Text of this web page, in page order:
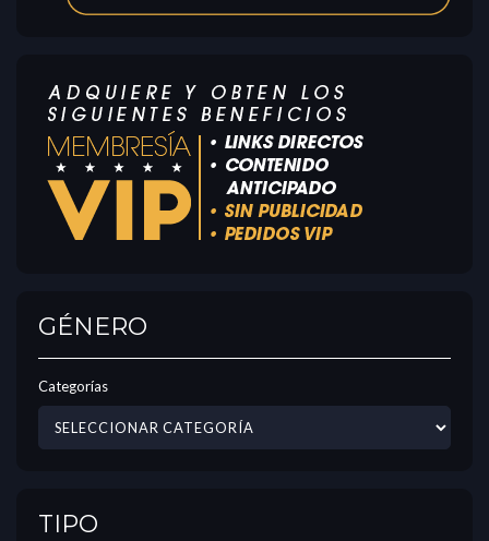
GÉNERO
Categorías
TIPO